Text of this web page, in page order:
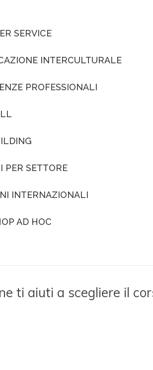
SERVICE
INTERCULTURALE
PROFESSIONALI
PER SETTORE
INTERNAZIONALI
AD HOC
ti aiuti a scegliere il